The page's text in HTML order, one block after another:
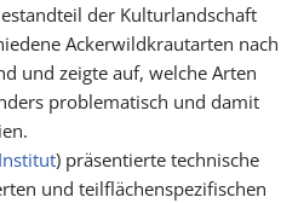
der Kulturlandschaft
Ackerwildkrautarten nach
und zeigte auf, welche Arten
problematisch und damit
) präsentierte technische
und teilflächenspezifischen